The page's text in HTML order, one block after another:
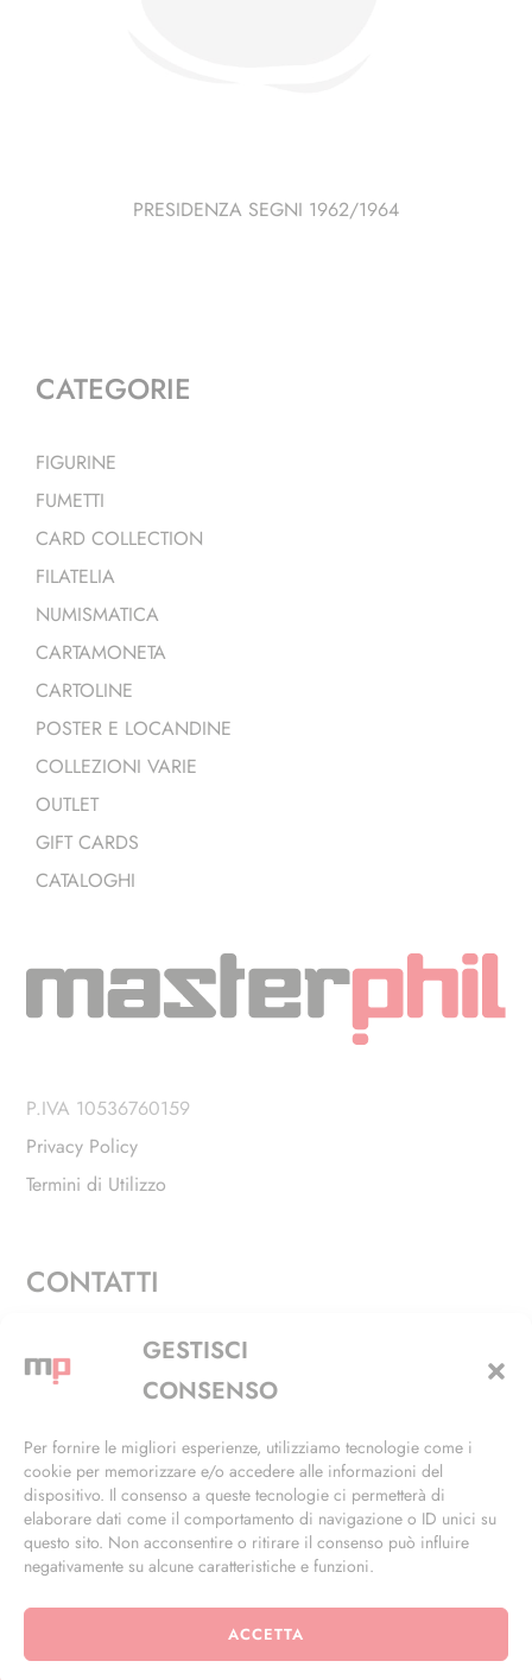
GESTISCI
CONSENSO
Per fornire le migliori esperienze, utilizziamo tecnologie come i
cookie per memorizzare e/o accedere alle informazioni del
dispositivo. Il consenso a queste tecnologie ci permetterà di
elaborare dati come il comportamento di navigazione o ID unici su
questo sito. Non acconsentire o ritirare il consenso può influire
negativamente su alcune caratteristiche e funzioni.
ACCETTA
PRESIDENZA SEGNI 1962/1964
CATEGORIE
FIGURINE
FUMETTI
CARD COLLECTION
FILATELIA
NUMISMATICA
CARTAMONETA
CARTOLINE
POSTER E LOCANDINE
COLLEZIONI VARIE
OUTLET
GIFT CARDS
CATALOGHI
P.IVA 10536760159
Privacy Policy
Termini di Utilizzo
CONTATTI
Via Alfieri, 27 - Trezzano Sul Naviglio (MI)
+39 02 4846 3155
info@masterphil.it